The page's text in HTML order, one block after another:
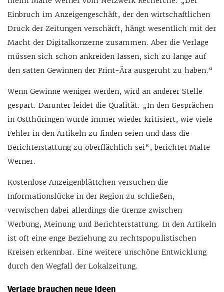
Einbruch im Anzeigengeschäft, der den wirtschaftlichen
Druck der Zeitungen verschärft, hängt wesentlich mit der
Macht der Digitalkonzerne zusammen. Aber die Verlage
müssen sich schon ankreiden lassen, sich zu lange auf
den satten Gewinnen der Print-Ära ausgeruht zu haben.“
Wenn Gewinne weniger werden, wird an anderer Stelle
gespart. Darunter leidet die Qualität. „In den Gesprächen
in Ostthüringen wurde immer wieder kritisiert, wie viele
Fehler in den Artikeln zu finden seien und dass die
Berichterstattung zu oberflächlich sei“, berichtet Malte
Werner.
Kostenlose Anzeigenblättchen versuchen die
Informationslücke in der Region zu schließen,
verwischen dabei allerdings die Grenze zwischen
Werbung, Meinung und Berichterstattung. In den Artikeln
ist oft eine enge Beziehung zu rechtspopulistischen
Kreisen erkennbar. Eine weitere unschöne Entwicklung
durch den Wegfall der Lokalzeitung.
Verlage brauchen neue Ideen